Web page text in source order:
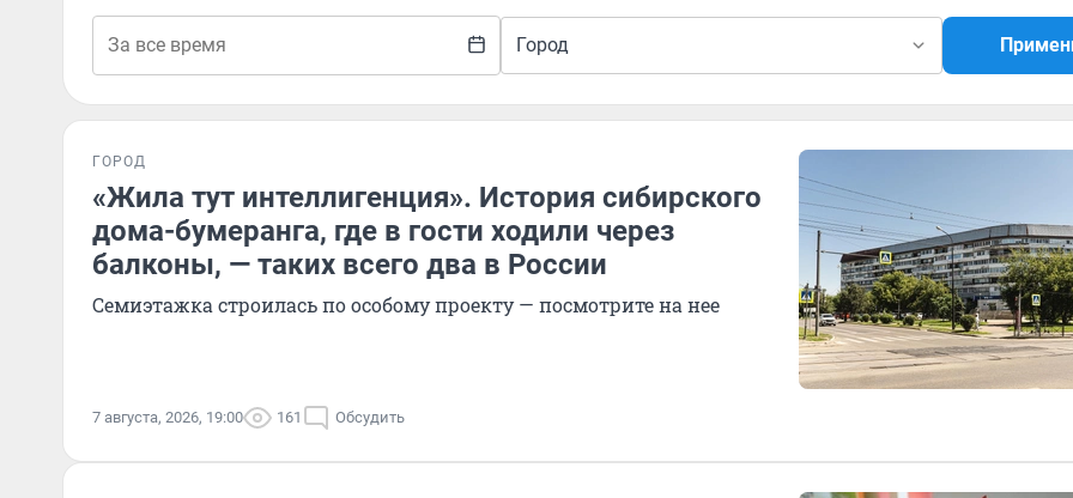
Город
ГОРОД
«Жила тут интеллигенция». История сибирского
дома-бумеранга, где в гости ходили через
балконы, — таких всего два в России
Семиэтажка строилась по особому проекту — посмотрите на нее
7 августа, 2026, 19:00 161 Обсудить